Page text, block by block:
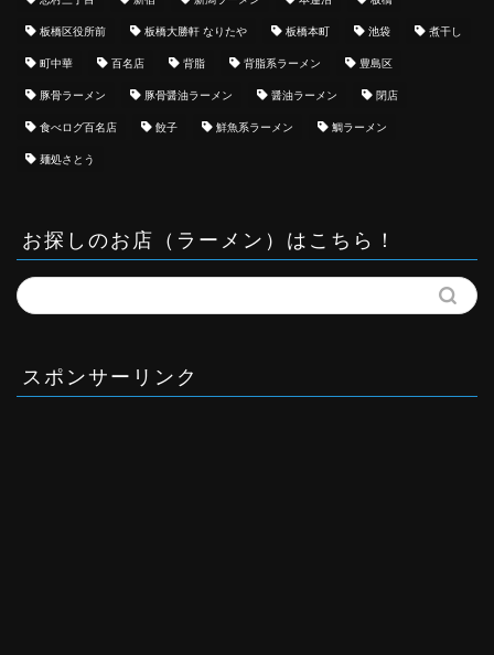
板橋区役所前 板橋大勝軒 なりたや 板橋本町 池袋 煮干し
町中華 百名店 背脂 背脂系ラーメン 豊島区
豚骨ラーメン 豚骨醤油ラーメン 醤油ラーメン 閉店
食べログ百名店 餃子 鮮魚系ラーメン 鯛ラーメン
麺処さとう
お探しのお店（ラーメン）はこちら！
スポンサーリンク